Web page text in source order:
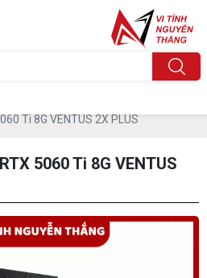
Ti 8G VENTUS 2X PLUS
5060 Ti 8G VENTUS